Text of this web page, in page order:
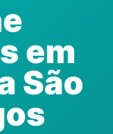
em
São